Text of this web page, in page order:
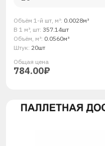
Объём 1-й шт, м³: 0.0028м³
В 1 м³, шт: 357.14шт
Объём, м³: 0.0560м³
Штук: 20шт
Общая ценa
784.00₽